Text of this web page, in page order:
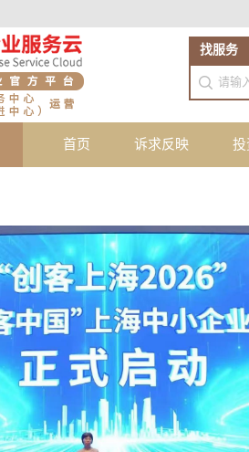
找服务
首页 诉求反映 投